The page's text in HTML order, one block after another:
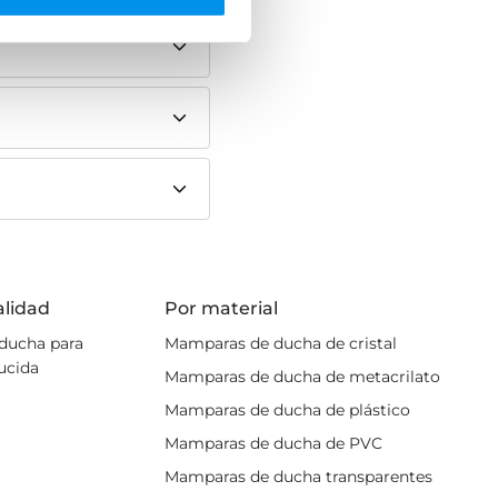
al agua y a la
disponible. Ya no
en espacios
de
compra del mercado.
confort.
de tus sueños:
para
Por material
Mamparas de ducha de cristal
Mamparas de ducha de metacrilato
Mamparas de ducha de plástico
Mamparas de ducha de PVC
Mamparas de ducha transparentes